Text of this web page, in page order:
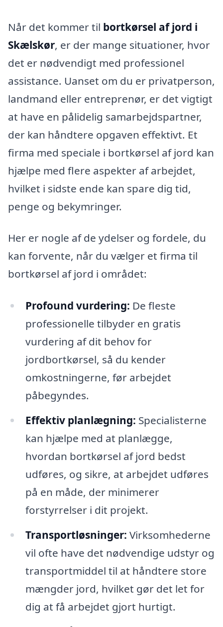
Når det kommer til bortkørsel af jord i
Skælskør, er der mange situationer, hvor
det er nødvendigt med professionel
assistance. Uanset om du er privatperson,
landmand eller entreprenør, er det vigtigt
at have en pålidelig samarbejdspartner,
der kan håndtere opgaven effektivt. Et
firma med speciale i bortkørsel af jord kan
hjælpe med flere aspekter af arbejdet,
hvilket i sidste ende kan spare dig tid,
penge og bekymringer.
Her er nogle af de ydelser og fordele, du
kan forvente, når du vælger et firma til
bortkørsel af jord i området:
Profound vurdering: De fleste
professionelle tilbyder en gratis
vurdering af dit behov for
jordbortkørsel, så du kender
omkostningerne, før arbejdet
påbegyndes.
Effektiv planlægning: Specialisterne
kan hjælpe med at planlægge,
hvordan bortkørsel af jord bedst
udføres, og sikre, at arbejdet udføres
på en måde, der minimerer
forstyrrelser i dit projekt.
Transportløsninger: Virksomhederne
vil ofte have det nødvendige udstyr og
transportmiddel til at håndtere store
mængder jord, hvilket gør det let for
dig at få arbejdet gjort hurtigt.